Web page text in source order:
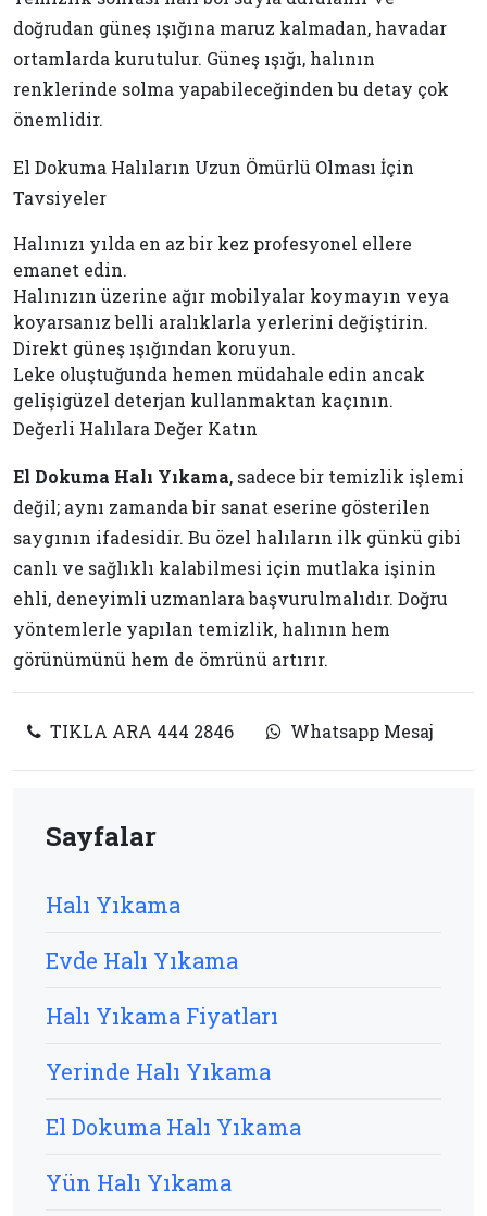
doğrudan güneş ışığına maruz kalmadan, havadar
ortamlarda kurutulur. Güneş ışığı, halının
renklerinde solma yapabileceğinden bu detay çok
önemlidir.
El Dokuma Halıların Uzun Ömürlü Olması İçin
Tavsiyeler
Halınızı yılda en az bir kez profesyonel ellere
emanet edin.
Halınızın üzerine ağır mobilyalar koymayın veya
koyarsanız belli aralıklarla yerlerini değiştirin.
Direkt güneş ışığından koruyun.
Leke oluştuğunda hemen müdahale edin ancak
gelişigüzel deterjan kullanmaktan kaçının.
Değerli Halılara Değer Katın
El Dokuma Halı Yıkama, sadece bir temizlik işlemi
değil; aynı zamanda bir sanat eserine gösterilen
saygının ifadesidir. Bu özel halıların ilk günkü gibi
canlı ve sağlıklı kalabilmesi için mutlaka işinin
ehli, deneyimli uzmanlara başvurulmalıdır. Doğru
yöntemlerle yapılan temizlik, halının hem
görünümünü hem de ömrünü artırır.
TIKLA ARA 444 2846 Whatsapp Mesaj
Sayfalar
Halı Yıkama
Evde Halı Yıkama
Halı Yıkama Fiyatları
Yerinde Halı Yıkama
El Dokuma Halı Yıkama
Yün Halı Yıkama